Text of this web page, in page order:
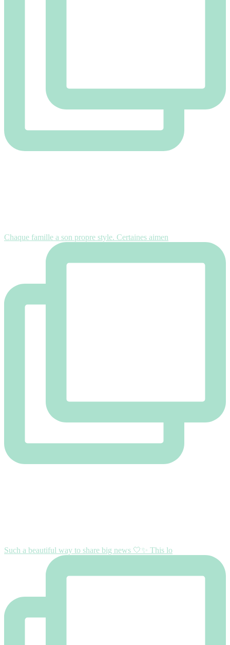
Chaque famille a son propre style. Certaines aimen
Such a beautiful way to share big news 🤍✨ This lo